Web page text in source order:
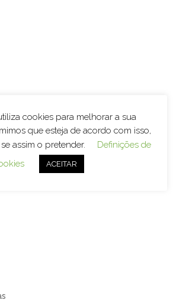
cookies para melhorar a sua
que esteja de acordo com isso,
assim o pretender.
Definições de
ACEITAR